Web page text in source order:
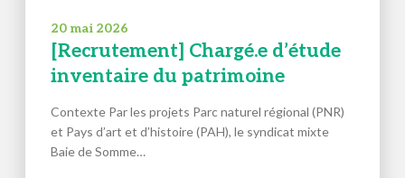
20 mai 2026
[Recrutement] Chargé.e d’étude
inventaire du patrimoine
Contexte Par les projets Parc naturel régional (PNR)
et Pays d’art et d’histoire (PAH), le syndicat mixte
Baie de Somme…